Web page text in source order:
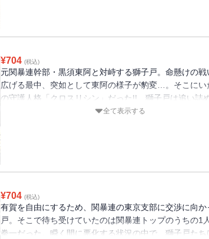
¥704 (税込)
元関暴連幹部・黒須東阿と対峙する獅子戸。命懸けの戦
広げる最中、突如として東阿の様子が豹変…。そこにい
の守護人格「クロスリシン」だった!! 獅子戸は追い詰
全て表示する
¥704 (税込)
有賀を自由にするため、関暴連の東京支部に交渉に向か
戸。そこで待ち受けていたのは関暴連トップのうちの1
拳一だった。瞬く間に悪化する状況の中で、獅子戸たち